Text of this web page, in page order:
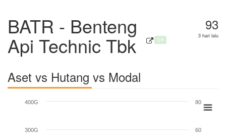
BATR - Benteng
Api Technic Tbk Q4
93
3 hari lalu
Aset vs Hutang vs Modal
300G
400G
60
80